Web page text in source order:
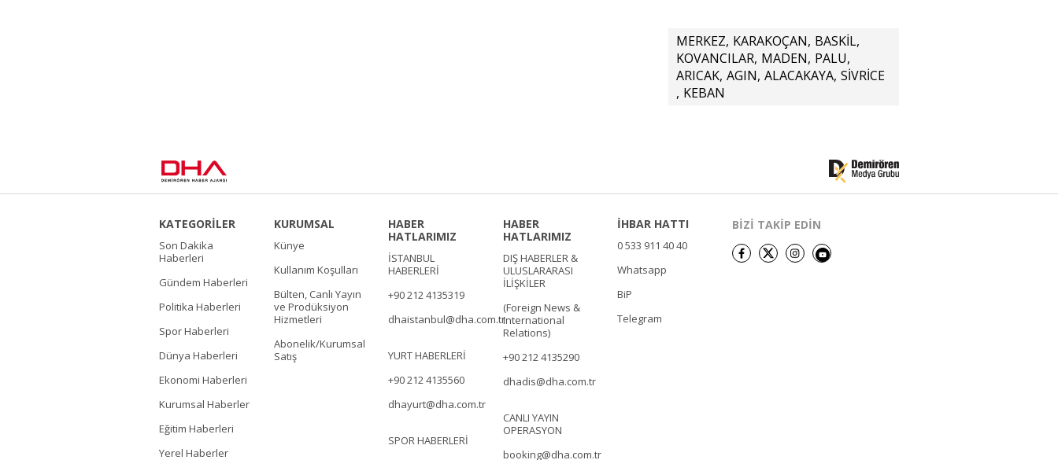
MERKEZ, KARAKOÇAN, BASKİL,
KOVANCILAR, MADEN, PALU,
ARICAK, AGIN, ALACAKAYA, SİVRİCE
, KEBAN
KATEGORİLER
Son Dakika
Haberleri
Gündem Haberleri
Politika Haberleri
Spor Haberleri
Dünya Haberleri
Ekonomi Haberleri
Kurumsal Haberler
Eğitim Haberleri
Yerel Haberler
KURUMSAL
Künye
Kullanım Koşulları
Bülten, Canlı Yayın
ve Prodüksiyon
Hizmetleri
Abonelik/Kurumsal
Satış
HABER
HATLARIMIZ
İSTANBUL
HABERLERİ
+90 212 4135319
dhaistanbul@dha.com.tr
YURT HABERLERİ
+90 212 4135560
dhayurt@dha.com.tr
SPOR HABERLERİ
HABER
HATLARIMIZ
DIŞ HABERLER &
ULUSLARARASI
İLİŞKİLER
(Foreign News &
International
Relations)
+90 212 4135290
dhadis@dha.com.tr
CANLI YAYIN
OPERASYON
booking@dha.com.tr
İHBAR HATTI
0 533 911 40 40
Whatsapp
BiP
Telegram
BİZİ TAKİP EDİN